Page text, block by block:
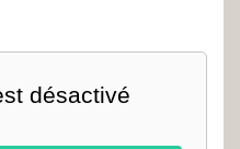
désactivé